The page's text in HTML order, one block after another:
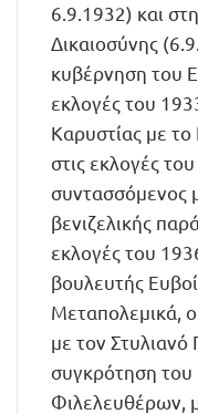
6.9.1932) και
Δικαιοσύνης
κυβέρνηση του
εκλογές του
Καρυστίας με
στις εκλογές
συντασσόμενος
βενιζελικής
εκλογές του
βουλευτής
Μεταπολεμικά,
με τον Στυλιανό
συγκρότηση
Φιλελευθέρων,